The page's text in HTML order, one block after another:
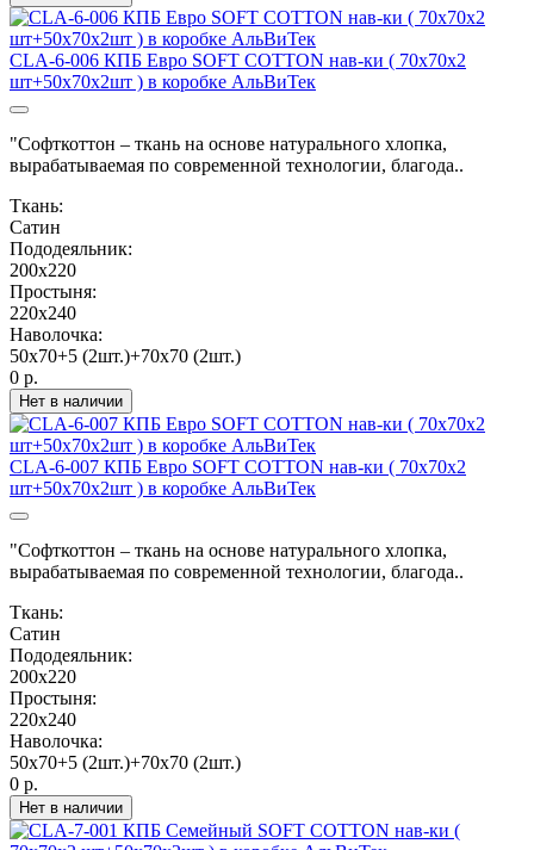
CLA-6-006 КПБ Евро SOFT COTTON нав-ки ( 70х70х2
шт+50х70х2шт ) в коробке АльВиТек
"Софткоттон – ткань на основе натурального хлопка,
вырабатываемая по современной технологии, благода..
Ткань:
Сатин
Пододеяльник:
200х220
Простыня:
220х240
Наволочка:
50х70+5 (2шт.)+70х70 (2шт.)
0 р.
Нет в наличии
CLA-6-007 КПБ Евро SOFT COTTON нав-ки ( 70х70х2
шт+50х70х2шт ) в коробке АльВиТек
"Софткоттон – ткань на основе натурального хлопка,
вырабатываемая по современной технологии, благода..
Ткань:
Сатин
Пододеяльник:
200х220
Простыня:
220х240
Наволочка:
50х70+5 (2шт.)+70х70 (2шт.)
0 р.
Нет в наличии